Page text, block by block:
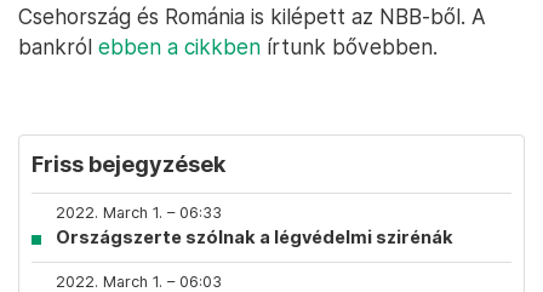
Csehország és Románia is kilépett az NBB-ből. A
bankról ebben a cikkben írtunk bővebben.
Friss bejegyzések
2022. March 1. – 06:33
Országszerte szólnak a légvédelmi szirénák
2022. March 1. – 06:03